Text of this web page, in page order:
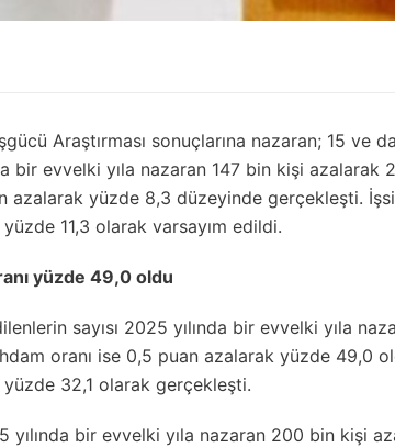
Araştırması sonuçlarına nazaran; 15 ve
bir evvelki yıla nazaran 147 bin kişi
azalarak yüzde 8,3 düzeyinde gerçekleşti.
11,3 olarak varsayım edildi.
yüzde 49,0 oldu
sayısı 2025 yılında bir evvelki yıla
oranı ise 0,5 puan azalarak yüzde 49,0
32,1 olarak gerçekleşti.
yılında bir evvelki yıla nazaran 200 bin kişi